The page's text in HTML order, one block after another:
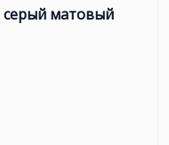
серый матовый